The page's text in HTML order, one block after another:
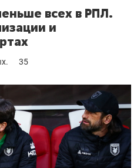
всех в РПЛ.
и
35